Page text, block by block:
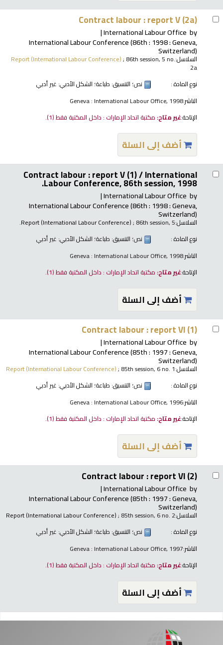
Contract labour : report V (2a)
by
International Labour Office
International Labour Conference(86th : 1998 : Geneva,
Switzerland)
السلاسل: Report (International Labour Conference); 86th session, 5 no.
2a
نوع المادة :
نص؛ التنسيق: طباعة؛ الشكل الأدبي: غير أدبي
الناشر:Geneva : International Labour Office, 1998
الإتاحة:غير متاح: مكتبة اتحاد الإمارات : داخل المكتبة فقط(1).
أضف إلى السلة
Contract labour : report V (1) /International
Labour Conference, 86th session, 1998.
by
International Labour Office
International Labour Conference(86th : 1998 : Geneva,
Switzerland)
السلاسل: Report (International Labour Conference); 86th session, 5.
نوع المادة :
نص؛ التنسيق: طباعة؛ الشكل الأدبي: غير أدبي
الناشر:Geneva : International Labour Office, 1998
الإتاحة:غير متاح: مكتبة اتحاد الإمارات : داخل المكتبة فقط(1).
أضف إلى السلة
Contract labour : report VI (1)
by
International Labour Office
International Labour Conference(85th : 1997 : Geneva,
Switzerland)
السلاسل: Report (International Labour Conference); 85th session, 6 no. 1
نوع المادة :
نص؛ التنسيق: طباعة؛ الشكل الأدبي: غير أدبي
الناشر:Geneva : International Labour Office, 1996
الإتاحة:غير متاح: مكتبة اتحاد الإمارات : داخل المكتبة فقط(1).
أضف إلى السلة
Contract labour : report VI (2)
by
International Labour Office
International Labour Conference(85th : 1997 : Geneva,
Switzerland)
السلاسل: Report (International Labour Conference); 85th session, 6 no. 2
نوع المادة :
نص؛ التنسيق: طباعة؛ الشكل الأدبي: غير أدبي
الناشر:Geneva : International Labour Office, 1997
الإتاحة:غير متاح: مكتبة اتحاد الإمارات : داخل المكتبة فقط(1).
أضف إلى السلة